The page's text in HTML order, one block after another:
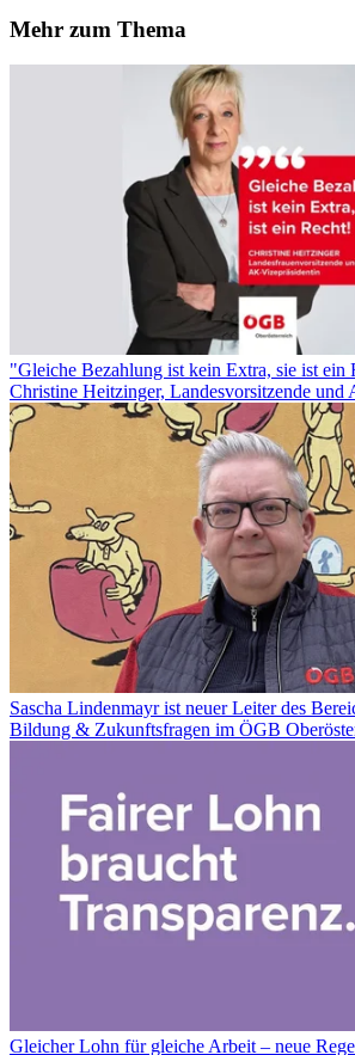
Mehr zum Thema
"Gleiche Bezahlung ist kein Extra, sie ist ein
Christine Heitzinger, Landesvorsitzende und
Sascha Lindenmayr ist neuer Leiter des
Bildung & Zukunftsfragen im ÖGB
Gleicher Lohn für gleiche Arbeit – neue